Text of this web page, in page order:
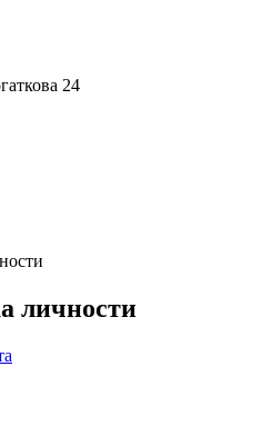
24
личности